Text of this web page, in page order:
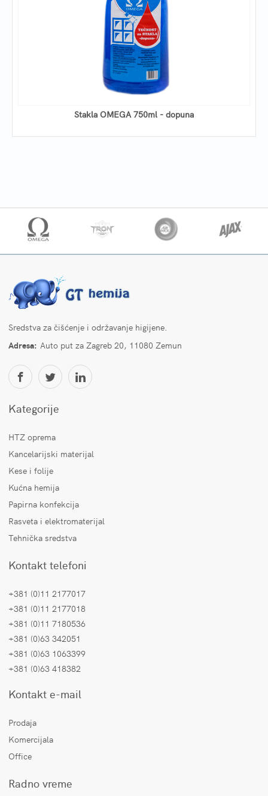
Stakla OMEGA 750ml - dopuna
Sredstva za čišćenje i održavanje higijene.
Adresa: Auto put za Zagreb 20, 11080 Zemun
Kategorije
HTZ oprema
Kancelarijski materijal
Kese i folije
Kućna hemija
Papirna konfekcija
Rasveta i elektromaterijal
Tehnička sredstva
Kontakt telefoni
+381 (0)11 2177017
+381 (0)11 2177018
+381 (0)11 7180536
+381 (0)63 342051
+381 (0)63 1063399
+381 (0)63 418382
Kontakt e-mail
Prodaja
Komercijala
Office
Radno vreme